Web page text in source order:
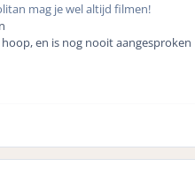
mag je wel altijd filmen!
en is nog nooit aangesproken